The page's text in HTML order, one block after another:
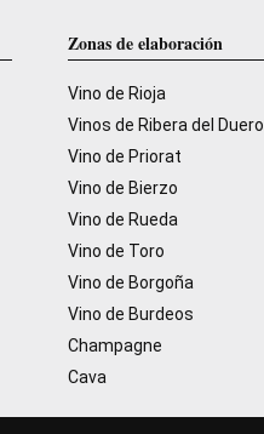
Zonas de elaboración
Vino de Rioja
Vinos de Ribera del Duero
Vino de Priorat
Vino de Bierzo
Vino de Rueda
Vino de Toro
Vino de Borgoña
Vino de Burdeos
Champagne
Cava